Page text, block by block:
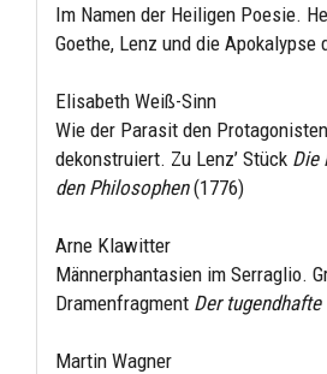
Im Namen der Heiligen Poesie.
Goethe, Lenz und die Apokalypse
Elisabeth Weiß-Sinn
Wie der Parasit den
dekonstruiert. Zu Lenz’ Stück Die
den Philosophen(1776)
Arne Klawitter
Männerphantasien im Serraglio.
Dramenfragment Der
Martin Wagner